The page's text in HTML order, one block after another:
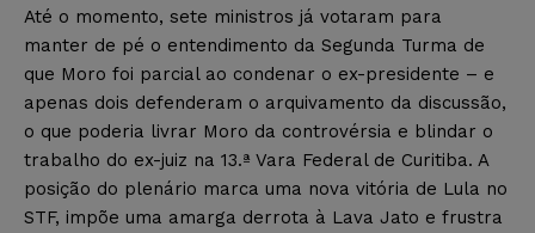
Até o momento, sete ministros já votaram para
manter de pé o entendimento da Segunda Turma de
que Moro foi parcial ao condenar o ex-presidente – e
apenas dois defenderam o arquivamento da discussão,
o que poderia livrar Moro da controvérsia e blindar o
trabalho do ex-juiz na 13.ª Vara Federal de Curitiba. A
posição do plenário marca uma nova vitória de Lula no
STF, impõe uma amarga derrota à Lava Jato e frustra